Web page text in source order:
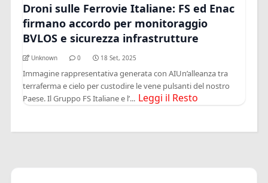
Droni sulle Ferrovie Italiane: FS ed Enac
firmano accordo per monitoraggio
BVLOS e sicurezza infrastrutture
Unknown 0 18 Set, 2025
Immagine rappresentativa generata con AIUn’alleanza tra
terraferma e cielo per custodire le vene pulsanti del nostro
Paese. Il Gruppo FS Italiane e l’... Leggi il Resto